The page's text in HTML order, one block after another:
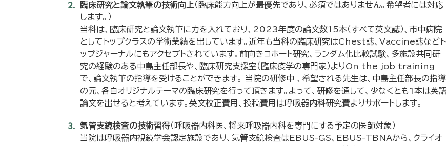
臨床研究と論文執筆の技術向上 （臨床能力向上が最優先であり、必須ではありません。希望者には対応
します。）
当科は、臨床研究と論文執筆に力を入れており、2023年度の論文数15本（すべて英文誌）、市中病院
としてトップクラスの学術業績を出しています。近年も当科の臨床研究はChest誌、Vaccine誌などト
ップジャーナルにもアクセプトされています。前向きコホート研究、ランダム化比較試験、多施設共同研
究の経験のある中島主任部長や、臨床研究支援室（臨床疫学の専門家）よりOn the job training
で、論文執筆の指導を受けることができます。 当院の研修中 、希望される先生は、中島主任部長の指導
の元、各自オリジナルテーマの臨床研究を行って頂きます。よって、研修を通して、少なくとも1本は英語
論文を出せると考えています。英文校正費用、投稿費用は呼吸器内科研究費よりサポートします。
気管支鏡検査の技術習得（呼吸器内科医、将来呼吸器内科を専門にする予定の医師対象）
当院は呼吸器内視鏡学会認定施設であり、気管支鏡検査はEBUS-GS、EBUS-TBNAから、クライオ